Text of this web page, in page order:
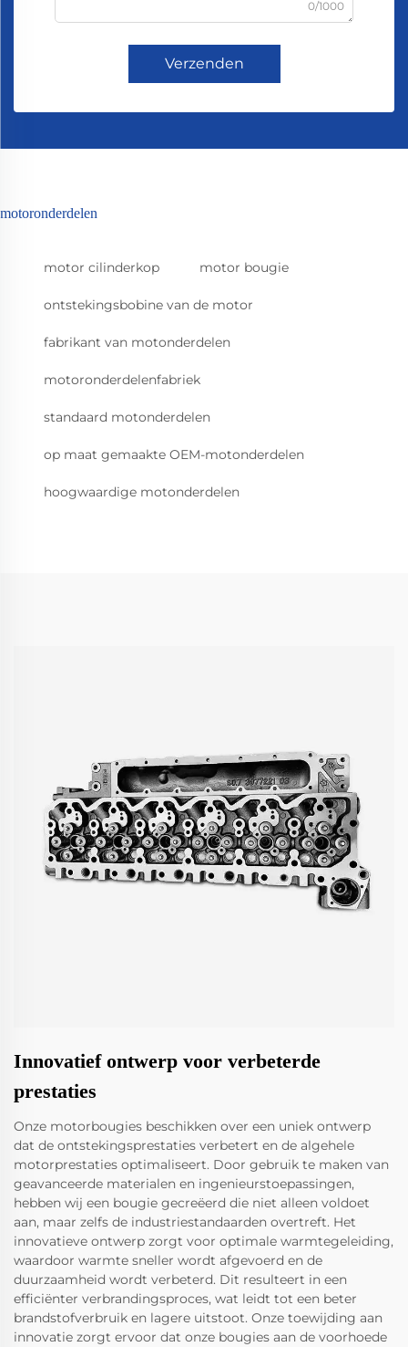
0/1000
Verzenden
motoronderdelen
motor cilinderkop motor bougie
ontstekingsbobine van de motor
fabrikant van motonderdelen
motoronderdelenfabriek
standaard motonderdelen
op maat gemaakte OEM-motonderdelen
hoogwaardige motonderdelen
Innovatief ontwerp voor verbeterde
prestaties
Onze motorbougies beschikken over een uniek ontwerp
dat de ontstekingsprestaties verbetert en de algehele
motorprestaties optimaliseert. Door gebruik te maken van
geavanceerde materialen en ingenieurstoepassingen,
hebben wij een bougie gecreëerd die niet alleen voldoet
aan, maar zelfs de industriestandaarden overtreft. Het
innovatieve ontwerp zorgt voor optimale warmtegeleiding,
waardoor warmte sneller wordt afgevoerd en de
duurzaamheid wordt verbeterd. Dit resulteert in een
efficiënter verbrandingsproces, wat leidt tot een beter
brandstofverbruik en lagere uitstoot. Onze toewijding aan
innovatie zorgt ervoor dat onze bougies aan de voorhoede